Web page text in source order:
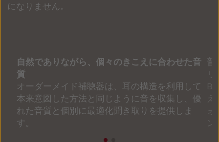
になりません。
自然でありながら、個々のきこえに合わせた音
質
オーダーメイド補聴器は、耳の構造を利用して
本来意図した方法と同じように音を収集し、優
れた音質と個別に最適化聞き取りを提供しま
す。
普